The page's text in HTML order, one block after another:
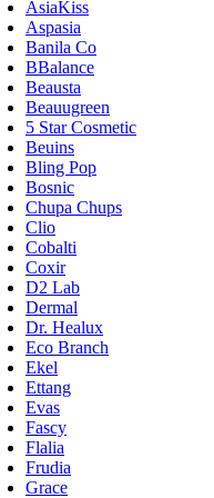
AsiaKiss
Aspasia
Banila Co
BBalance
Beausta
Beauugreen
5 Star Cosmetic
Beuins
Bling Pop
Bosnic
Chupa Chups
Clio
Cobalti
Coxir
D2 Lab
Dermal
Dr. Healux
Eco Branch
Ekel
Ettang
Evas
Fascy
Flalia
Frudia
Grace